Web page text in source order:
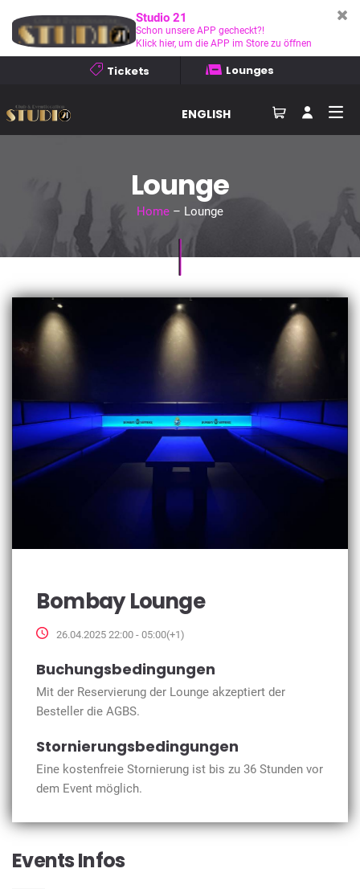
Tickets Lounges
ENGLISH
Lounge
Home– Lounge
Bombay Lounge
26.04.2025 22:00 - 05:00(+1)
Buchungsbedingungen
Mit der Reservierung der Lounge akzeptiert der
Besteller die AGBS.
Stornierungsbedingungen
Eine kostenfreie Stornierung ist bis zu 36 Stunden vor
dem Event möglich.
Events Infos
Studio 21
Schon unsere APP gecheckt?!
Klick hier, um die APP im Store zu öffnen